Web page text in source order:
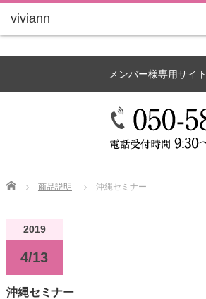
メンバー様専用サイト
Home 商品説明 沖縄セミナー
2019
4/13
沖縄セミナー